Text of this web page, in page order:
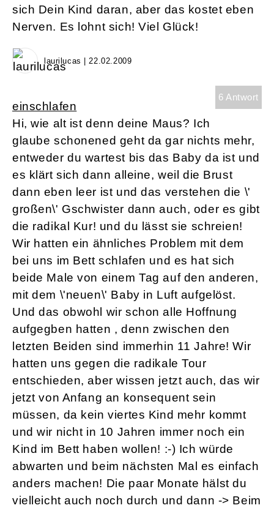
sich Dein Kind daran, aber das kostet eben
Nerven. Es lohnt sich! Viel Glück!
laurilucas | 22.02.2009
6 Antwort
einschlafen
Hi, wie alt ist denn deine Maus? Ich
glaube schonened geht da gar nichts mehr,
entweder du wartest bis das Baby da ist und
es klärt sich dann alleine, weil die Brust
dann eben leer ist und das verstehen die \'
großen\' Gschwister dann auch, oder es gibt
die radikal Kur! und du lässt sie schreien!
Wir hatten ein ähnliches Problem mit dem
bei uns im Bett schlafen und es hat sich
beide Male von einem Tag auf den anderen,
mit dem \'neuen\' Baby in Luft aufgelöst.
Und das obwohl wir schon alle Hoffnung
aufgegben hatten , denn zwischen den
letzten Beiden sind immerhin 11 Jahre! Wir
hatten uns gegen die radikale Tour
entschieden, aber wissen jetzt auch, das wir
jetzt von Anfang an konsequent sein
müssen, da kein viertes Kind mehr kommt
und wir nicht in 10 Jahren immer noch ein
Kind im Bett haben wollen! :-) Ich würde
abwarten und beim nächsten Mal es einfach
anders machen! Die paar Monate hälst du
vielleicht auch noch durch und dann -> Beim